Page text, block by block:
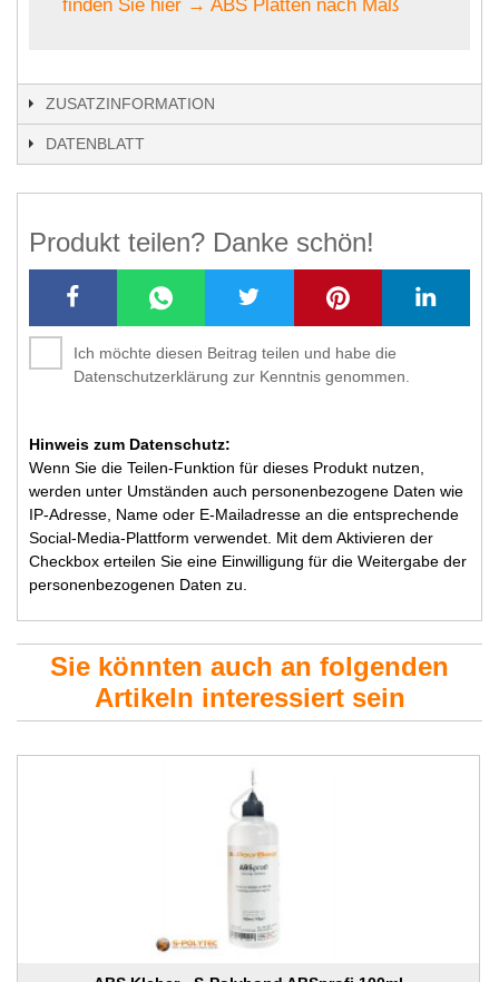
finden Sie hier → ABS Platten nach Maß
ZUSATZINFORMATION
DATENBLATT
Produkt teilen? Danke schön!
Ich möchte diesen Beitrag teilen und habe die
Datenschutzerklärung zur Kenntnis genommen.
Hinweis zum Datenschutz:
Wenn Sie die Teilen-Funktion für dieses Produkt nutzen,
werden unter Umständen auch personenbezogene Daten wie
IP-Adresse, Name oder E-Mailadresse an die entsprechende
Social-Media-Plattform verwendet. Mit dem Aktivieren der
Checkbox erteilen Sie eine Einwilligung für die Weitergabe der
personenbezogenen Daten zu.
Sie könnten auch an folgenden
Artikeln interessiert sein